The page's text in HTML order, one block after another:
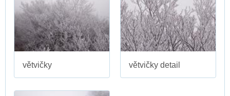
větvičky větvičky detail